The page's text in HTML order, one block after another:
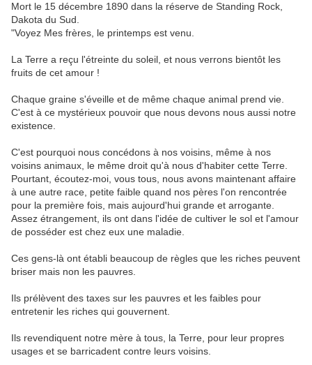
Mort le 15 décembre 1890 dans la réserve de Standing Rock,
Dakota du Sud.
"Voyez Mes frères, le printemps est venu.
La Terre a reçu l'étreinte du soleil, et nous verrons bientôt les
fruits de cet amour !
Chaque graine s'éveille et de même chaque animal prend vie.
C'est à ce mystérieux pouvoir que nous devons nous aussi notre
existence.
C'est pourquoi nous concédons à nos voisins, même à nos
voisins animaux, le même droit qu'à nous d'habiter cette Terre.
Pourtant, écoutez-moi, vous tous, nous avons maintenant affaire
à une autre race, petite faible quand nos pères l'on rencontrée
pour la première fois, mais aujourd'hui grande et arrogante.
Assez étrangement, ils ont dans l'idée de cultiver le sol et l'amour
de posséder est chez eux une maladie.
Ces gens-là ont établi beaucoup de règles que les riches peuvent
briser mais non les pauvres.
Ils prélèvent des taxes sur les pauvres et les faibles pour
entretenir les riches qui gouvernent.
Ils revendiquent notre mère à tous, la Terre, pour leur propres
usages et se barricadent contre leurs voisins.